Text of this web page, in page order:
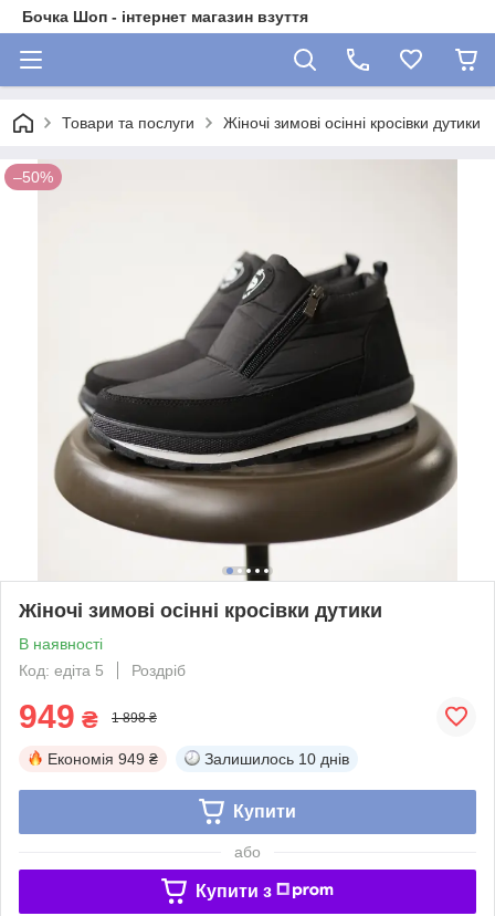
Бочка Шоп - інтернет магазин взуття
Товари та послуги Жіночі зимові осінні кросівки дутики
–50%
Жіночі зимові осінні кросівки дутики
В наявності
Код: едіта 5
Роздріб
949 ₴ 1 898 ₴
Економія 949 ₴ Залишилось 10 днів
Купити
або
Купити з